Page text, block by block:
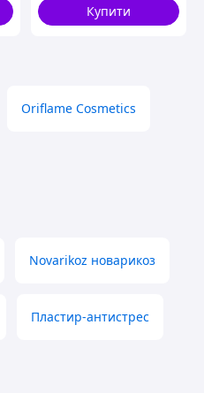
Купити
Oriflame Cosmetics
Novarikoz новарикоз
Пластир-антистрес